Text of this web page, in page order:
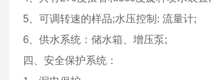
5、可调转速的样品;水压控制: 流量计;
6、供水系统：储水箱、增压泵;
四、安全保护系统：